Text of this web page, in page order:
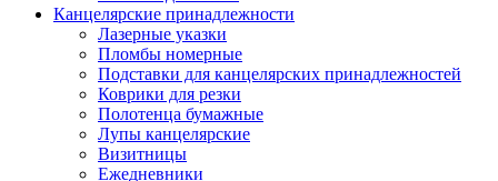
Канцелярские принадлежности
Лазерные указки
Пломбы номерные
Подставки для канцелярских принадлежностей
Коврики для резки
Полотенца бумажные
Лупы канцелярские
Визитницы
Ежедневники